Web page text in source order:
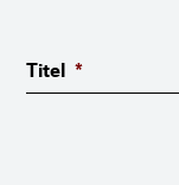
Titel *